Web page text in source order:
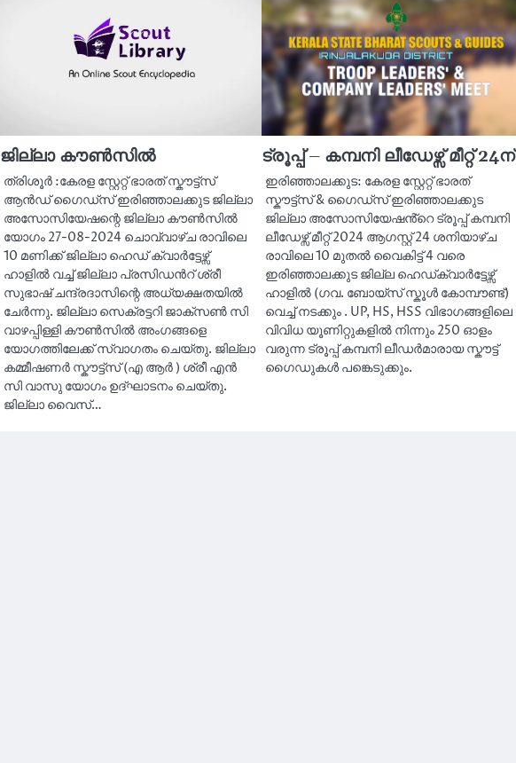
ജില്ലാ കൗൺസിൽ
ത്രിശൂർ :കേരള സ്റ്റേറ്റ് ഭാരത് സ്കൗട്ട്സ്
ആൻഡ് ഗൈഡ്സ് ഇരിഞ്ഞാലക്കുട ജില്ലാ
അസോസിയേഷന്റെ ജില്ലാ കൗൺസിൽ
യോഗം 27-08-2024 ചൊവ്വാഴ്ച രാവിലെ
10 മണിക്ക് ജില്ലാ ഹെഡ് ക്വാർട്ടേഴ്സ്
ഹാളിൽ വച്ച് ജില്ലാ പ്രസിഡൻറ് ശ്രീ
സുഭാഷ് ചന്ദ്രദാസിന്റെ അധ്യക്ഷതയിൽ
ചേർന്നു. ജില്ലാ സെക്രട്ടറി ജാക്സൺ സി
വാഴപ്പിള്ളി കൗൺസിൽ അംഗങ്ങളെ
യോഗത്തിലേക്ക് സ്വാഗതം ചെയ്തു. ജില്ലാ
കമ്മീഷണർ സ്കൗട്ട്സ് (എ ആർ ) ശ്രീ എൻ
സി വാസു യോഗം ഉദ്ഘാടനം ചെയ്തു.
ജില്ലാ വൈസ്…
ട്രൂപ്പ് – കമ്പനി ലീഡേഴ്സ് മീറ്റ് 24ന്
ഇരിഞ്ഞാലക്കുട: കേരള സ്റ്റേറ്റ് ഭാരത്
സ്കൗട്ട്സ് & ഗൈഡ്സ് ഇരിഞ്ഞാലക്കുട
ജില്ലാ അസോസിയേഷൻ്റെ ട്രൂപ്പ് കമ്പനി
ലീഡേഴ്സ് മീറ്റ് 2024 ആഗസ്റ്റ് 24 ശനിയാഴ്ച
രാവിലെ 10 മുതൽ വൈകിട്ട് 4 വരെ
ഇരിഞ്ഞാലക്കുട ജില്ല ഹെഡ്ക്വാർട്ടേഴ്സ്
ഹാളിൽ (ഗവ. ബോയ്സ് സ്കൂൾ കോമ്പൗണ്ട്)
വെച്ച് നടക്കും . UP, HS, HSS വിഭാഗങ്ങളിലെ
വിവിധ യൂണിറ്റുകളിൽ നിന്നും 250 ഓളം
വരുന്ന ട്രൂപ്പ് കമ്പനി ലീഡർമാരായ സ്കൗട്ട്
ഗൈഡുകൾ പങ്കെടുക്കും.